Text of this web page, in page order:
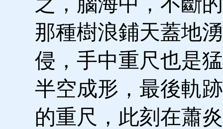
那種樹浪鋪天蓋地
侵，手中重尺也是
半空成形，最後軌
的重尺，此刻在蕭